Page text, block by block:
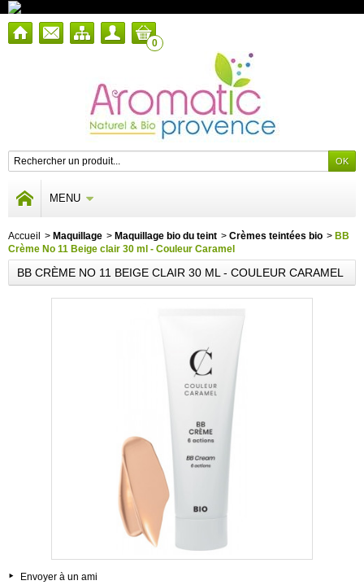
0
MENU
Accueil > Maquillage > Maquillage bio du teint > Crèmes teintées bio > BB
Crème No 11 Beige clair 30 ml - Couleur Caramel
BB CRÈME NO 11 BEIGE CLAIR 30 ML - COULEUR CARAMEL
Envoyer à un ami